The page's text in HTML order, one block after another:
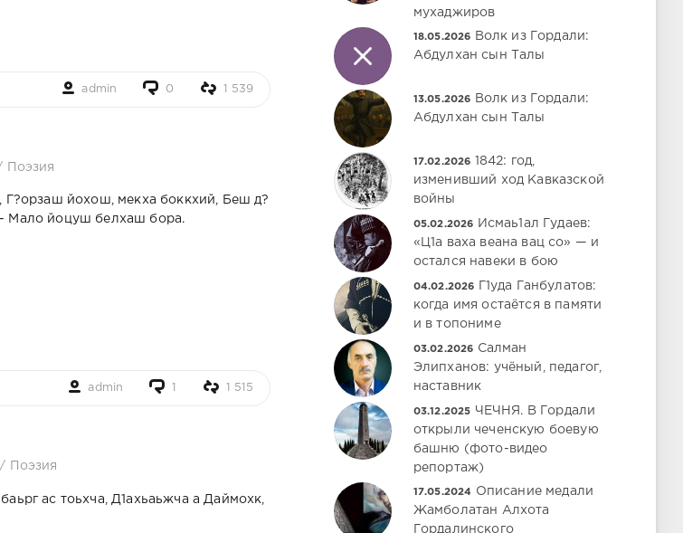
admin 0 1 539
Поэзия
Г?орзаш йохош, мекха боккхий, Беш д?
Мало йоцуш белхаш бора.
admin 1 1 515
/ Поэзия
ас тоьхча, Д1ахьаьжча а Даймохк,
мухаджиров
18.05.2026
Волк из Гордали:
Абдулхан сын Талы
13.05.2026
Волк из Гордали:
Абдулхан сын Талы
17.02.2026 1842: год,
изменивший ход Кавказской
войны
05.02.2026
Исмаь1ал Гудаев:
«Ц1а ваха веана вац со» — и
остался навеки в бою
04.02.2026
Г1уда Ганбулатов:
когда имя остаётся в памяти
и в топониме
03.02.2026 Салман
Элипханов: учёный, педагог,
наставник
03.12.2025 ЧЕЧНЯ. В Гордали
открыли чеченскую боевую
башню (фото-видео
репортаж)
17.05.2024 Описание медали
Жамболатан Алхота
Гордалинского